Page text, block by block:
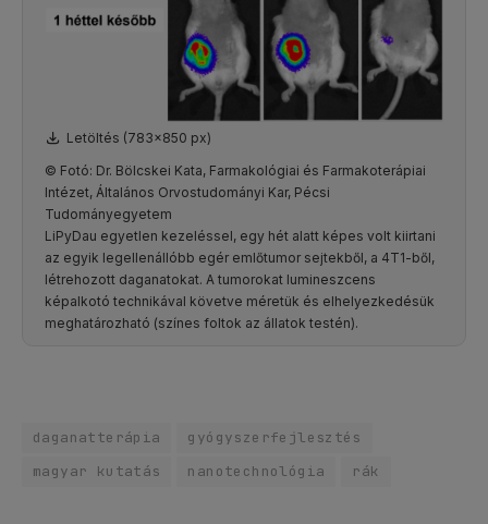
Letöltés (783x850 px)
© Fotó: Dr. Bölcskei Kata, Farmakológiai és Farmakoterápiai
Intézet, Általános Orvostudományi Kar, Pécsi
Tudományegyetem
LiPyDau egyetlen kezeléssel, egy hét alatt képes volt kiirtani
az egyik legellenállóbb egér emlőtumor sejtekből, a 4T1-ből,
létrehozott daganatokat. A tumorokat lumineszcens
képalkotó technikával követve méretük és elhelyezkedésük
meghatározható (színes foltok az állatok testén).
daganatterápia
gyógyszerfejlesztés
magyar kutatás
nanotechnológia rák